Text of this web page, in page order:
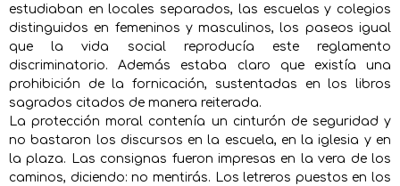
estudiaban en locales separados, las escuelas y colegios
distinguidos en femeninos y masculinos, los paseos igual
que la vida social reproducía este reglamento
discriminatorio. Además estaba claro que existía una
prohibición de la fornicación, sustentadas en los libros
sagrados citados de manera reiterada.
La protección moral contenía un cinturón de seguridad y
no bastaron los discursos en la escuela, en la iglesia y en
la plaza. Las consignas fueron impresas en la vera de los
caminos, diciendo: no mentirás. Los letreros puestos en los